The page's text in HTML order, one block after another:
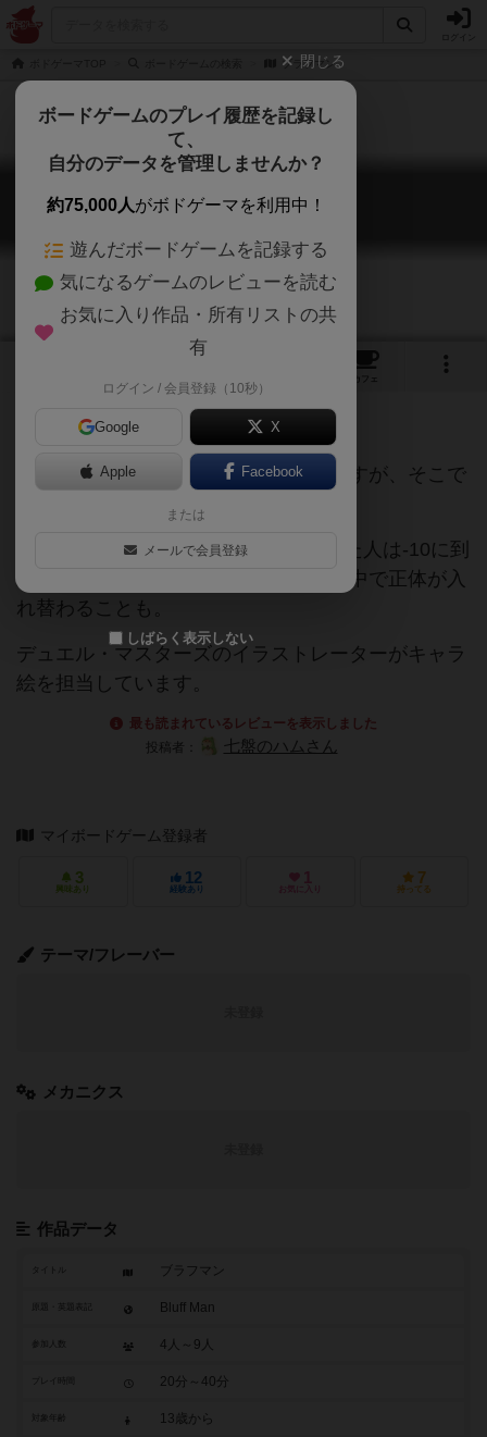
ブラフマン
ブラフマン
Bluff Man
カフェ
ゲーム開始時に自分の陣営を宣言しますが、そこで
誰もが嘘をつける正体隠匿。
正直に宣言した人は+10に、嘘をついた人は-10に到
達することを目指します。ただし、途中で正体が入
れ替わることも。
デュエル・マスターズのイラストレーターがキャラ
絵を担当しています。
最も読まれているレビューを表示しました
投稿者：
七盤のハムさん
マイボードゲーム登録者
3
興味あり
12
経験あり
1
お気に入り
7
持ってる
テーマ/フレーバー
メカニクス
作品データ
タイトル ブラフマン
Bluff Man
参加人数 4人～9人
20分～40分
13歳から
閉じる
ボードゲームのプレイ履歴を記録し
て、
自分のデータを管理しませんか？
約75,000人がボドゲーマを利用中！
遊んだボードゲームを記録する
気になるゲームのレビューを読む
お気に入り作品・所有リストの共
有
ログイン / 会員登録（10秒）
Google X
Apple Facebook
または
メールで会員登録
しばらく表示しない